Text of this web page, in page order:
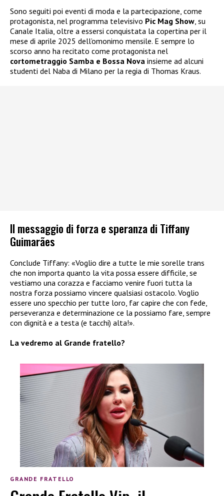
Sono seguiti poi eventi di moda e la partecipazione, come
protagonista, nel programma televisivo Pic Mag Show, su
Canale Italia, oltre a essersi conquistata la copertina per il
mese di aprile 2025 dell’omonimo mensile. E sempre lo
scorso anno ha recitato come protagonista nel
cortometraggio Samba e Bossa Nova insieme ad alcuni
studenti del Naba di Milano per la regia di Thomas Kraus.
Il messaggio di forza e speranza di Tiffany
Guimarães
Conclude Tiffany: «Voglio dire a tutte le mie sorelle trans
che non importa quanto la vita possa essere difficile, se
vestiamo una corazza e facciamo venire fuori tutta la
nostra forza possiamo vincere qualsiasi ostacolo. Voglio
essere uno specchio per tutte loro, far capire che con fede,
perseveranza e determinazione ce la possiamo fare, sempre
con dignità e a testa (e tacchi) alta!».
La vedremo al Grande fratello?
GRANDE FRATELLO